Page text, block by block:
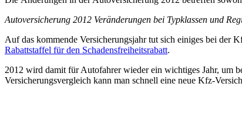
Autoversicherung 2012 Veränderungen bei Typklassen und
Auf das kommende Versicherungsjahr tut sich einiges bei der
Rabattstaffel für den Schadensfreiheitsrabatt.
2012 wird damit für Autofahrer wieder ein wichtiges Jahr, um
Versicherungsvergleich kann man schnell eine neue Kfz-